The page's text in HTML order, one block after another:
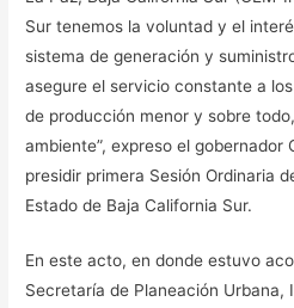
Sur tenemos la voluntad y el
sistema de generación y
asegure el servicio constante a
de producción menor y sobre
ambiente”, expreso el gobernador
presidir primera Sesión Ordinaria
Estado de Baja California Sur.
En este acto, en donde estuvo
Secretaría de Planeación